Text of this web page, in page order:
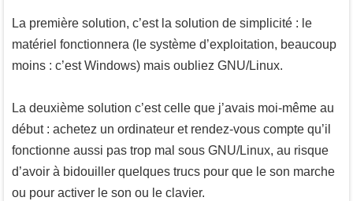
La première solution, c’est la solution de simplicité : le
matériel fonctionnera (le système d’exploitation, beaucoup
moins : c’est Windows) mais oubliez GNU/Linux.
La deuxième solution c’est celle que j’avais moi-même au
début : achetez un ordinateur et rendez-vous compte qu’il
fonctionne aussi pas trop mal sous GNU/Linux, au risque
d’avoir à bidouiller quelques trucs pour que le son marche
ou pour activer le son ou le clavier.